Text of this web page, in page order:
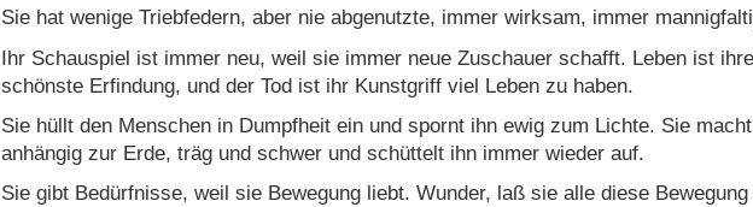
Sie hat wenige Triebfedern, aber nie abgenutzte, immer wirksam, immer
Ihr Schauspiel ist immer neu, weil sie immer neue Zuschauer schafft. Leben ist ihre
schönste Erfindung, und der Tod ist ihr Kunstgriff viel Leben zu haben.
Sie hüllt den Menschen in Dumpfheit ein und spornt ihn ewig zum Lichte. Sie
anhängig zur Erde, träg und schwer und schüttelt ihn immer wieder auf.
Sie gibt Bedürfnisse, weil sie Bewegung liebt. Wunder, laß sie alle diese